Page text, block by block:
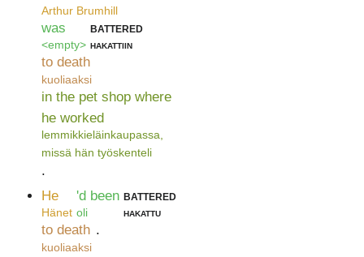
Arthur Brumhill
was
<empty>
battered
hakattiin
to death
kuoliaaksi
in the pet shop where
he worked
lemmikkieläinkaupassa,
missä hän työskenteli
.
He
Hänet
'd been
oli
battered
hakattu
to death
kuoliaaksi
.